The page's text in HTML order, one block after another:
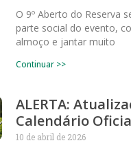
O 9º Aberto do Reserva
parte social do evento,
almoço e jantar muito
Continuar >>
ALERTA:
Calendário
10 de abril de 2026